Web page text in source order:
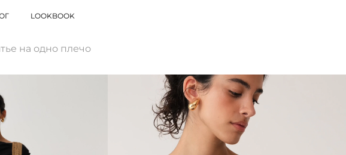
LOOKBOOK
на одно плечо